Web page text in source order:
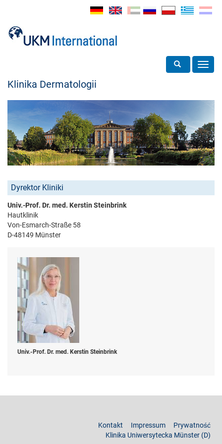
Toggle search
Klinika Dermatologii
Dyrektor Kliniki
Univ.-Prof. Dr. med. Kerstin Steinbrink
Hautklinik
Von-Esmarch-Straße 58
D-48149 Münster
Univ.-Prof. Dr. med. Kerstin Steinbrink
Kontakt Impressum
Prywatność
Klinika Uniwersytecka Münster (D)